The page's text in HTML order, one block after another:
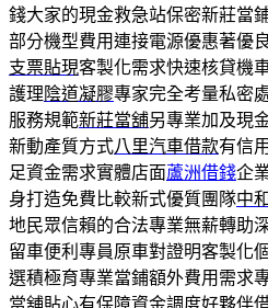
錢大家的現金救急站保密新莊當
部分機型費用連接電源優惠著優
支票貼現客製化需求快速核貸機
護理 陰道凝膠專家完全考量私密
服務規範新莊當舖另專業加及現
新動產質方式八里汽車借款有信
足資金需求實體店面蘆洲借錢企
身打造免費比較新式優質團隊中
地民眾信賴的合法專業無薪轉助
留車便利專員原車對證明客製化
選積極育專業當鋪額外費用需求
當舖貼心有保障資金調度好夥伴